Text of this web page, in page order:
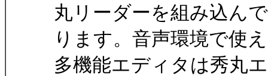
丸リーダーを組み込ん
ります。音声環境で使
多機能エディタは秀丸